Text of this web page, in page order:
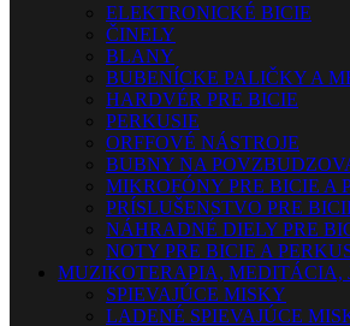
ELEKTRONICKÉ BICIE
ČINELY
BLANY
BUBENÍCKE PALIČKY A
HARDVÉR PRE BICIE
PERKUSIE
ORFFOVÉ NÁSTROJE
BUBNY NA
MIKROFÓNY PRE BICIE A
PRÍSLUŠENSTVO PRE
NÁHRADNÉ DIELY PRE
NOTY PRE BICIE A
MUZIKOTERAPIA, MEDITÁCIA,
SPIEVAJÚCE MISKY
LADENÉ SPIEVAJÚCE